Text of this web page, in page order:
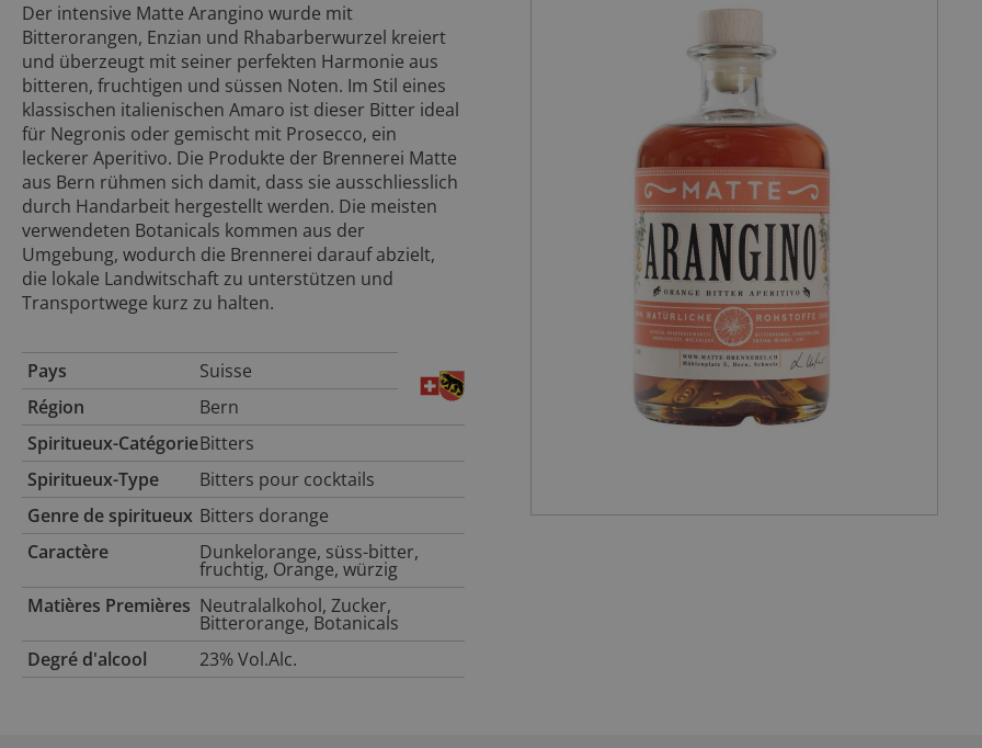
Der intensive Matte Arangino wurde mit
Bitterorangen, Enzian und Rhabarberwurzel kreiert
und überzeugt mit seiner perfekten Harmonie aus
bitteren, fruchtigen und süssen Noten. Im Stil eines
klassischen italienischen Amaro ist dieser Bitter ideal
für Negronis oder gemischt mit Prosecco, ein
leckerer Aperitivo. Die Produkte der Brennerei Matte
aus Bern rühmen sich damit, dass sie ausschliesslich
durch Handarbeit hergestellt werden. Die meisten
verwendeten Botanicals kommen aus der
Umgebung, wodurch die Brennerei darauf abzielt,
die lokale Landwitschaft zu unterstützen und
Transportwege kurz zu halten.
Pays
Suisse
Région
Bern
Spiritueux-CatégorieBitters
Spiritueux-Type
Bitters pour cocktails
Genre de spiritueux Bitters dorange
Caractère
Dunkelorange, süss-bitter,
fruchtig, Orange, würzig
Matières Premières Neutralalkohol, Zucker,
Bitterorange, Botanicals
Degré d'alcool
23% Vol.Alc.